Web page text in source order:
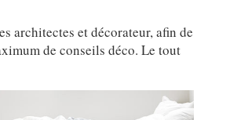
architectes et décorateur, afin de
de conseils déco. Le tout